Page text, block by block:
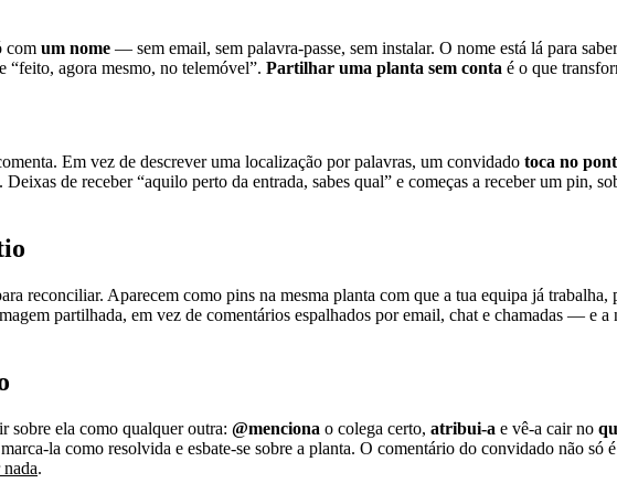
com um nome — sem email, sem palavra-passe, sem instalar. O nome está lá para
“feito, agora mesmo, no telemóvel”. Partilhar uma planta sem conta é o que
Em vez de descrever uma localização por palavras, um convidado toca no
de receber “aquilo perto da entrada, sabes qual” e começas a receber um pin,
reconciliar. Aparecem como pins na mesma planta com que a tua equipa já trabalha,
partilhada, em vez de comentários espalhados por email, chat e chamadas — e
sobre ela como qualquer outra: @menciona o colega certo, atribui-a e vê-a cair no
la como resolvida e esbate-se sobre a planta. O comentário do convidado não
.